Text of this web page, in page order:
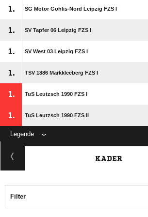
1. SG Motor Gohlis-Nord Leipzig FZS I
1. SV Tapfer 06 Leipzig FZS I
1. SV West 03 Leipzig FZS I
1. TSV 1886 Markkleeberg FZS I
1. TuS Leutzsch 1990 FZS I
1. TuS Leutzsch 1990 FZS II
Legende
KADER
Filter